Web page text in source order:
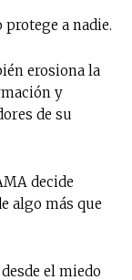
a nadie.
erosiona la
y
de su
decide
algo más que
el miedo